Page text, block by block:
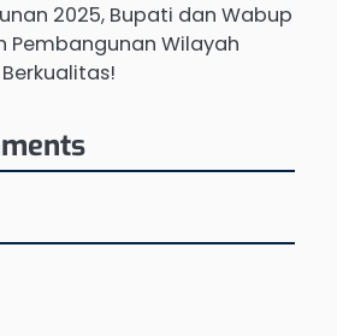
2025, Bupati dan Wabup
Pembangunan Wilayah